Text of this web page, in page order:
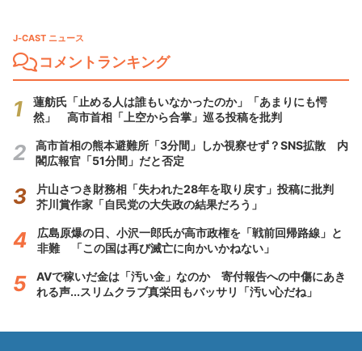
J-CAST ニュース
コメントランキング
蓮舫氏「止める人は誰もいなかったのか」「あまりにも愕
然」 高市首相「上空から合掌」巡る投稿を批判
高市首相の熊本避難所「3分間」しか視察せず？SNS拡散 内
閣広報官「51分間」だと否定
片山さつき財務相「失われた28年を取り戻す」投稿に批判
芥川賞作家「自民党の大失政の結果だろう」
広島原爆の日、小沢一郎氏が高市政権を「戦前回帰路線」と
非難 「この国は再び滅亡に向かいかねない」
AVで稼いだ金は「汚い金」なのか 寄付報告への中傷にあき
れる声...スリムクラブ真栄田もバッサリ「汚い心だね」